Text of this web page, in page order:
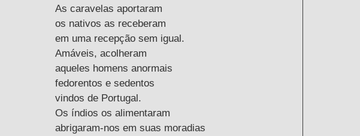
As caravelas aportaram
os nativos as receberam
em uma recepção sem igual.
Amáveis, acolheram
aqueles homens anormais
fedorentos e sedentos
vindos de Portugal.
Os índios os alimentaram
abrigaram-nos em suas moradias